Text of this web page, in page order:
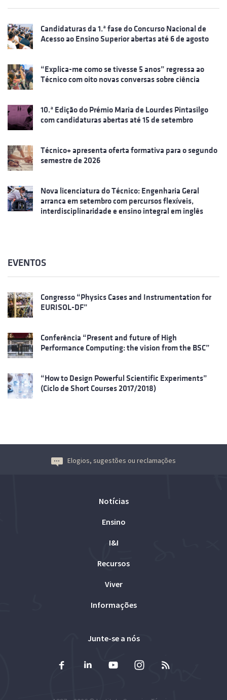
Candidaturas da 1.ª fase do Concurso Nacional de
Acesso ao Ensino Superior abertas até 6 de agosto
“Explica-me como se tivesse 5 anos” regressa ao
Técnico com oito novas conversas sobre ciência
10.ª Edição do Prémio Maria de Lourdes Pintasilgo
com candidaturas abertas até 15 de setembro
Técnico+ apresenta oferta formativa para o segundo
semestre de 2026
Nova licenciatura do Técnico: Engenharia Geral
arranca em setembro com percursos flexíveis,
interdisciplinaridade e ensino integral em inglês
EVENTOS
Congresso “Physics Cases and Instrumentation for
EURISOL-DF”
Conferência “Present and future of High
Performance Computing: the vision from the BSC”
“How to Design Powerful Scientific Experiments”
(Ciclo de Short Courses 2017/2018)
Elogios, sugestões ou reclamações
Notícias
Ensino
I&I
Recursos
Viver
Informações
Junte-se a nós